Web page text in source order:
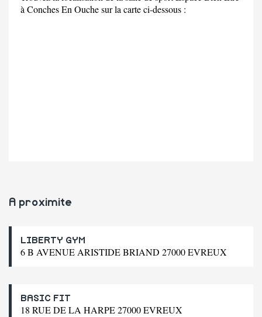
à Conches En Ouche sur la carte ci-dessous :
A proximite
LIBERTY GYM
6 B AVENUE ARISTIDE BRIAND 27000 EVREUX
BASIC FIT
18 RUE DE LA HARPE 27000 EVREUX